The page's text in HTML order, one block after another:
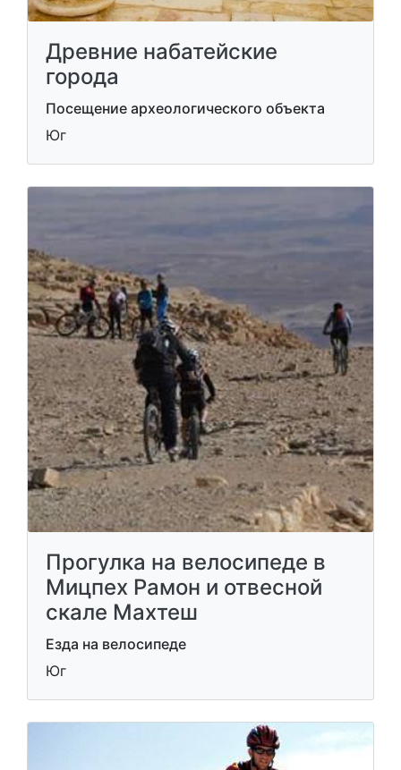
Древние набатейские
города
Посещение археологического объекта
Юг
Прогулка на велосипеде в
Мицпех Рамон и отвесной
скале Махтеш
Езда на велосипеде
Юг